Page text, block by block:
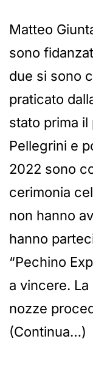
Matteo
sono
due si sono
praticato
stato prima
Pellegrini e
2022 sono
cerimonia
non hanno
hanno
“Pechino
a vincere. La
nozze
(Continua…)